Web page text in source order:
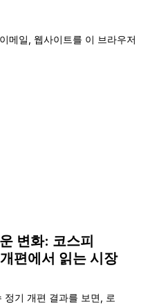
메일, 웹사이트를 이 브라우저
변화: 코스피
편에서 읽는 시장
정기 개편 결과를 보면, 로